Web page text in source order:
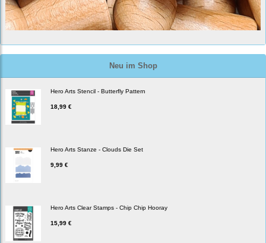
Neu im Shop
Hero Arts Stencil - Butterfly Pattern
18,99 €
Hero Arts Stanze - Clouds Die Set
9,99 €
Hero Arts Clear Stamps - Chip Chip Hooray
15,99 €